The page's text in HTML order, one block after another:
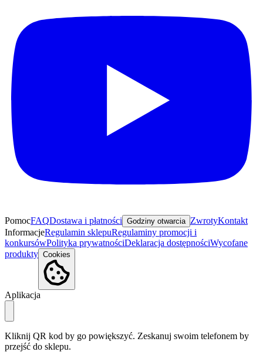
PomocFAQDostawa i płatności Godziny otwarcia ZwrotyKontakt
InformacjeRegulamin sklepuRegulaminy promocji i
konkursówPolityka prywatnościDeklaracja dostępnościWycofane
produkty Cookies
Aplikacja
Kliknij QR kod by go powiększyć. Zeskanuj swoim telefonem by
przejść do sklepu.